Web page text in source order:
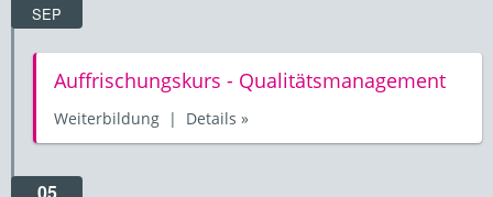
SEP
Auffrischungskurs - Qualitätsmanagement
Weiterbildung | Details »